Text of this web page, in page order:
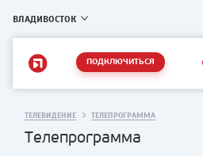
ВЛАДИВОСТОК
ПОДКЛЮЧИТЬСЯ
ТЕЛЕВИДЕНИЕ ТЕЛЕПРОГРАММА
Телепрограмма